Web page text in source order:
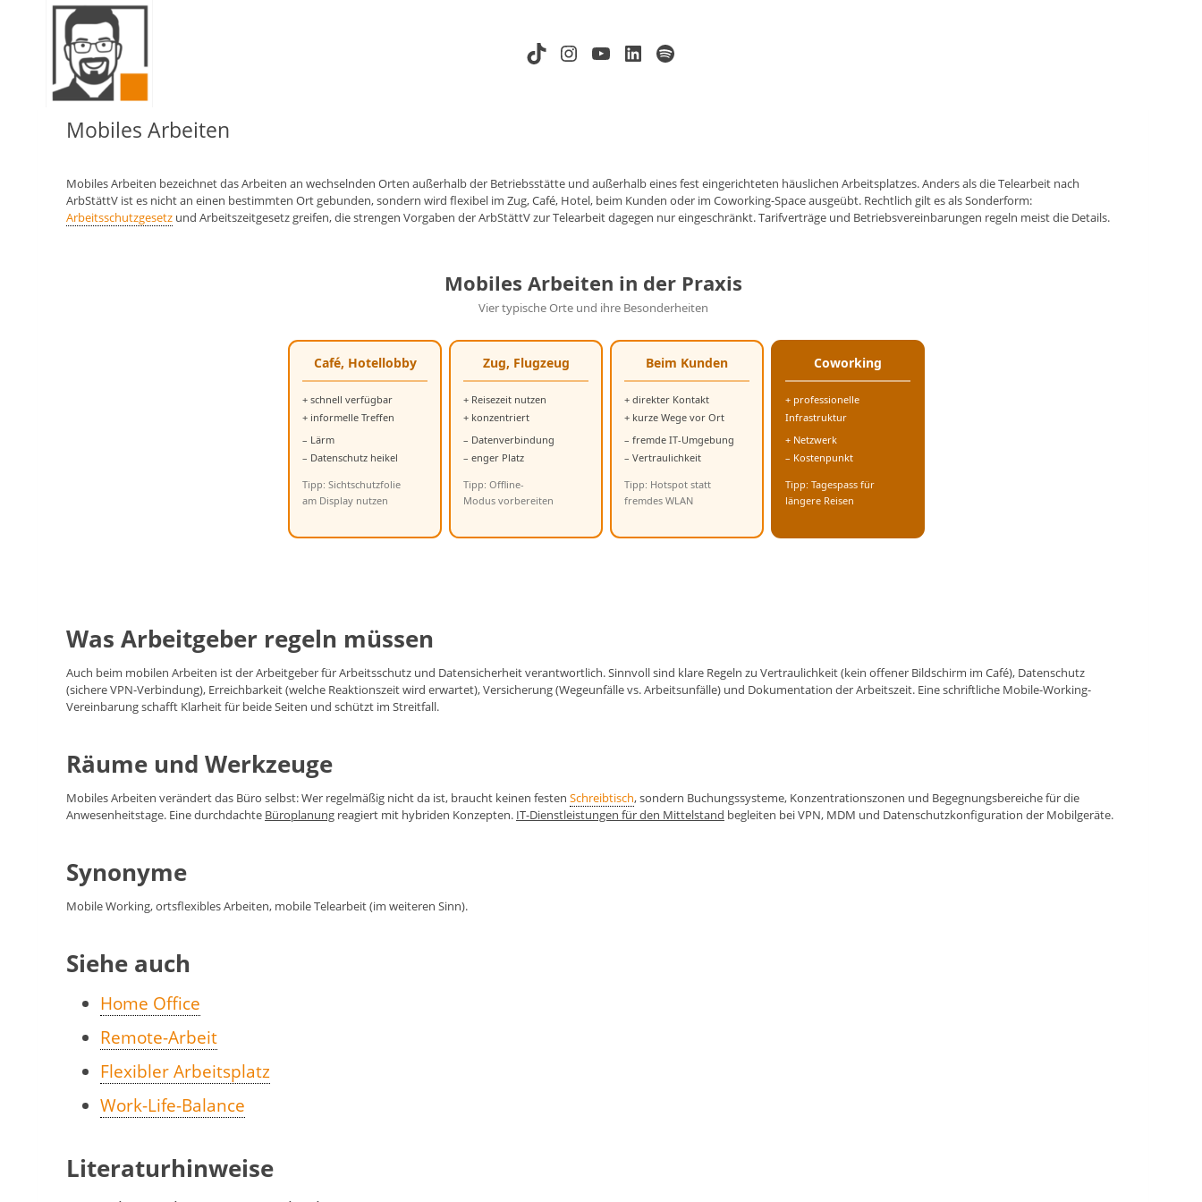
springen
TikTokInstagram
YouTube
LinkedIn
Spotify
Mobiles Arbeiten
Mobiles Arbeiten bezeichnet das Arbeiten an wechselnden Orten außerhalb der Betriebsstätte und außerhalb eines fest eingerichteten häuslichen Arbeitsplatzes. Anders als die Telearbeit nach
ArbStättV ist es nicht an einen bestimmten Ort gebunden, sondern wird flexibel im Zug, Café, Hotel, beim Kunden oder im Coworking-Space ausgeübt. Rechtlich gilt es als Sonderform:
Arbeitsschutzgesetz und Arbeitszeitgesetz greifen, die strengen Vorgaben der ArbStättV zur Telearbeit dagegen nur eingeschränkt. Tarifverträge und Betriebsvereinbarungen regeln meist die Details.
Mobiles Arbeiten in der Praxis
Vier typische Orte und ihre Besonderheiten
Café, Hotellobby
+ schnell verfügbar
+ informelle Treffen
– Lärm
– Datenschutz heikel
Tipp: Sichtschutzfolie
am Display nutzen
Zug, Flugzeug
+ Reisezeit nutzen
+ konzentriert
– Datenverbindung
– enger Platz
Tipp: Offline-
Modus vorbereiten
Beim Kunden
+ direkter Kontakt
+ kurze Wege vor Ort
– fremde IT-Umgebung
– Vertraulichkeit
Tipp: Hotspot statt
fremdes WLAN
Coworking
+ professionelle
Infrastruktur
+ Netzwerk
– Kostenpunkt
Tipp: Tagespass für
längere Reisen
Was Arbeitgeber regeln müssen
Auch beim mobilen Arbeiten ist der Arbeitgeber für Arbeitsschutz und Datensicherheit verantwortlich. Sinnvoll sind klare Regeln zu Vertraulichkeit (kein offener Bildschirm im Café), Datenschutz
(sichere VPN-Verbindung), Erreichbarkeit (welche Reaktionszeit wird erwartet), Versicherung (Wegeunfälle vs. Arbeitsunfälle) und Dokumentation der Arbeitszeit. Eine schriftliche Mobile-Working-
Vereinbarung schafft Klarheit für beide Seiten und schützt im Streitfall.
Räume und Werkzeuge
Mobiles Arbeiten verändert das Büro selbst: Wer regelmäßig nicht da ist, braucht keinen festen Schreibtisch, sondern Buchungssysteme, Konzentrationszonen und Begegnungsbereiche für die
Anwesenheitstage. Eine durchdachte Büroplanung reagiert mit hybriden Konzepten. IT-Dienstleistungen für den Mittelstand begleiten bei VPN, MDM und Datenschutzkonfiguration der Mobilgeräte.
Synonyme
Mobile Working, ortsflexibles Arbeiten, mobile Telearbeit (im weiteren Sinn).
Siehe auch
Home Office
Remote-Arbeit
Flexibler Arbeitsplatz
Work-Life-Balance
Literaturhinweise